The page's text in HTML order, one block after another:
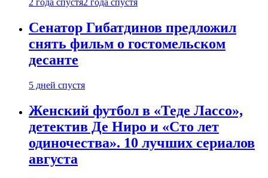
2 года спустя2 года спустя
Сенатор Гибатдинов предложил
снять фильм о гостомельском
десанте
5 дней спустя
Женский футбол в «Теде Лассо»,
детектив Де Ниро и «Сто лет
одиночества». 10 лучших сериалов
августа